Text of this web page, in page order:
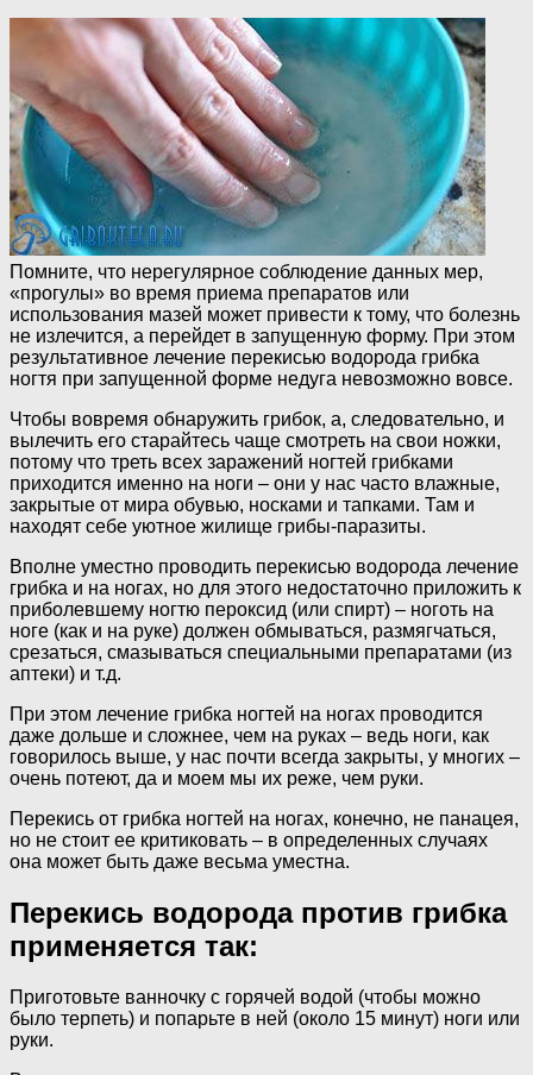
Помните, что нерегулярное соблюдение данных мер,
«прогулы» во время приема препаратов или
использования мазей может привести к тому, что болезнь
не излечится, а перейдет в запущенную форму. При этом
результативное лечение перекисью водорода грибка
ногтя при запущенной форме недуга невозможно вовсе.
Чтобы вовремя обнаружить грибок, а, следовательно, и
вылечить его старайтесь чаще смотреть на свои ножки,
потому что треть всех заражений ногтей грибками
приходится именно на ноги – они у нас часто влажные,
закрытые от мира обувью, носками и тапками. Там и
находят себе уютное жилище грибы-паразиты.
Вполне уместно проводить перекисью водорода лечение
грибка и на ногах, но для этого недостаточно приложить к
приболевшему ногтю пероксид (или спирт) – ноготь на
ноге (как и на руке) должен обмываться, размягчаться,
срезаться, смазываться специальными препаратами (из
аптеки) и т.д.
При этом лечение грибка ногтей на ногах проводится
даже дольше и сложнее, чем на руках – ведь ноги, как
говорилось выше, у нас почти всегда закрыты, у многих –
очень потеют, да и моем мы их реже, чем руки.
Перекись от грибка ногтей на ногах, конечно, не панацея,
но не стоит ее критиковать – в определенных случаях
она может быть даже весьма уместна.
Перекись водорода против грибка
применяется так:
Приготовьте ванночку с горячей водой (чтобы можно
было терпеть) и попарьте в ней (около 15 минут) ноги или
руки.